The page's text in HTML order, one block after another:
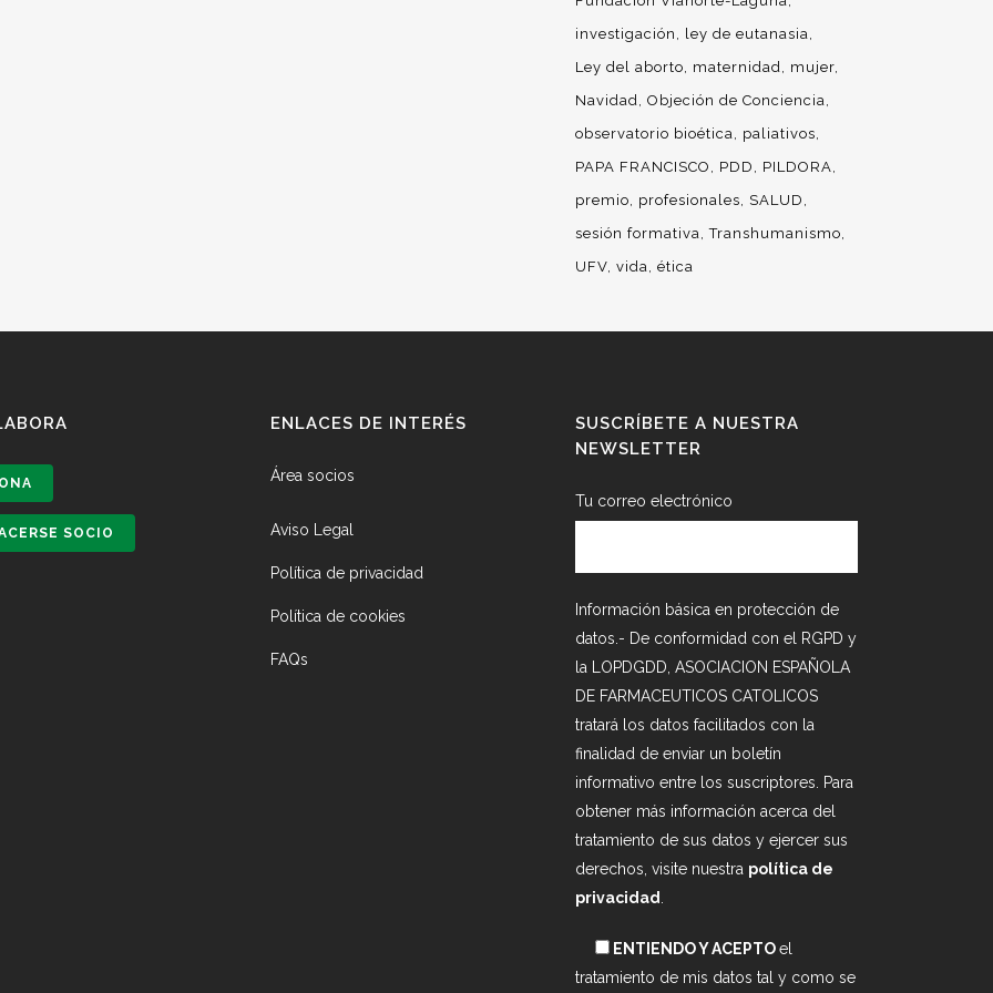
investigación
ley de eutanasia
Ley del aborto
maternidad
mujer
Navidad Objeción de Conciencia
observatorio bioética
paliativos
PAPA FRANCISCO
PDD
PILDORA
premio
profesionales
SALUD
sesión formativa Transhumanismo
UFV vida ética
SOCIO
ENLACES DE INTERÉS
Área socios
Aviso Legal
Política de privacidad
Política de cookies
FAQs
SUSCRÍBETE A NUESTRA
NEWSLETTER
Tu correo electrónico
Información básica en protección de
datos.- De conformidad con el RGPD y
la LOPDGDD, ASOCIACION ESPAÑOLA
DE FARMACEUTICOS CATOLICOS
tratará los datos facilitados con la
finalidad de enviar un boletín
informativo entre los suscriptores. Para
obtener más información acerca del
tratamiento de sus datos y ejercer sus
derechos, visite nuestra política de
privacidad
ENTIENDO Y ACEPTOel
tratamiento de mis datos tal y como se